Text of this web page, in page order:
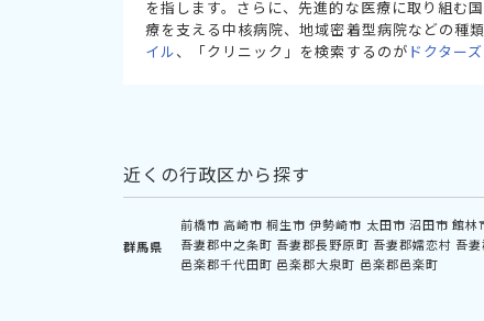
を指します。さらに、先進的な医療に取り組む
療を支える中核病院、地域密着型病院などの種
イル、「クリニック」を検索するのが ドクター
近くの行政区から探す
群馬県
前橋市 高崎市 桐生市 伊勢崎市 太田市 沼田市 館林
吾妻郡中之条町 吾妻郡長野原町 吾妻郡嬬恋村 吾
邑楽郡千代田町 邑楽郡大泉町 邑楽郡邑楽町